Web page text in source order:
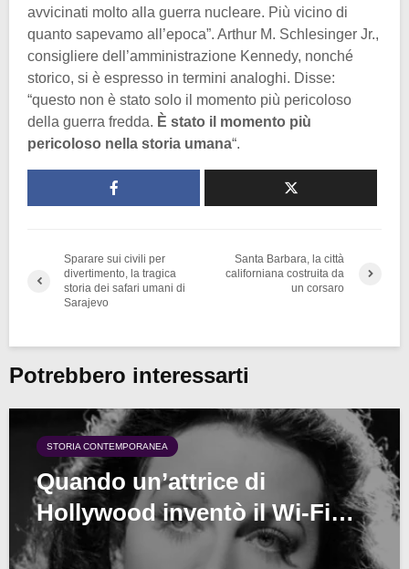
avvicinati molto alla guerra nucleare. Più vicino di
quanto sapevamo all’epoca”. Arthur M. Schlesinger Jr.,
consigliere dell’amministrazione Kennedy, nonché
storico, si è espresso in termini analoghi. Disse:
“questo non è stato solo il momento più pericoloso
della guerra fredda. È stato il momento più
pericoloso nella storia umana“.
Sparare sui civili per
divertimento, la tragica
storia dei safari umani di
Sarajevo
Santa Barbara, la città
californiana costruita da
un corsaro
Potrebbero interessarti
STORIA CONTEMPORANEA
Quando un’attrice di
Hollywood inventò il Wi-Fi…